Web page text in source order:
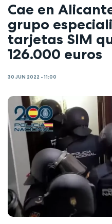
Cae en
grupo
tarjetas SIM
126.000 euros
30 JUN 2022 - 11:00